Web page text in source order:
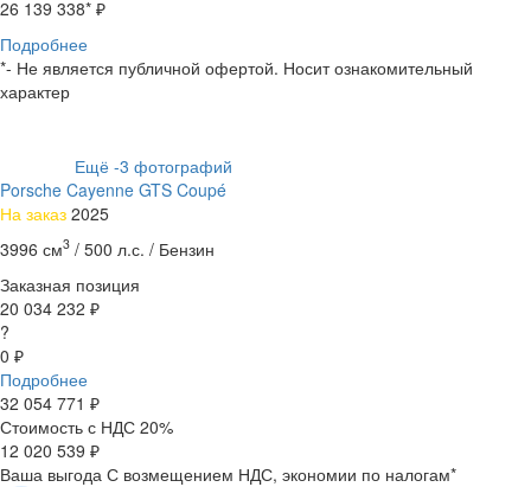
26 139 338* ₽
Подробнее
*- Не является публичной офертой. Носит ознакомительный
характер
Ещё -3 фотографий
Porsche Cayenne GTS Coupé
На заказ 2025
3996 см3 / 500 л.с. / Бензин
Заказная позиция
20 034 232 ₽
?
0 ₽
Подробнее
32 054 771 ₽
Стоимость с НДС 20%
12 020 539 ₽
Ваша выгода С возмещением НДС, экономии по налогам*